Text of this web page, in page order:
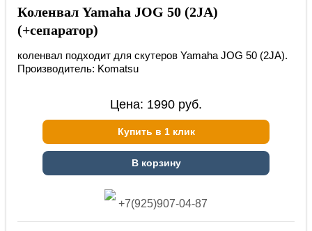
Коленвал Yamaha JOG 50 (2JА)
(+сепаратор)
коленвал подходит для скутеров Yamaha JOG 50 (2JА).
Производитель: Komatsu
Цена: 1990 руб.
Купить в 1 клик
В корзину
+7(925)907-04-87